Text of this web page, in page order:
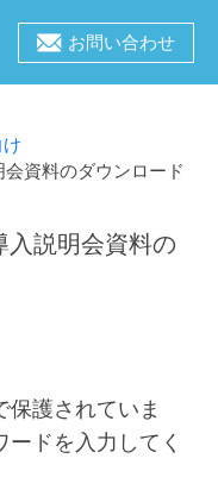
お問い合わせ
資料のダウンロード
入説明会資料の
保護されていま
ドを入力してく